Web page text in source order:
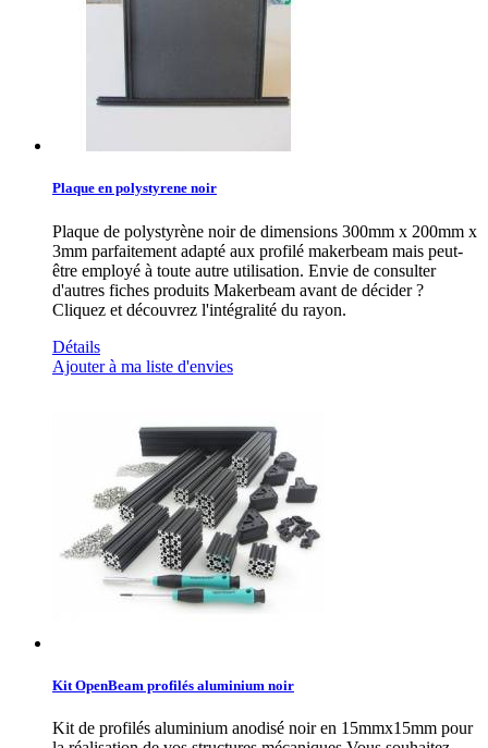
Plaque en polystyrene noir
Plaque de polystyrène noir de dimensions 300mm x 200mm x
3mm parfaitement adapté aux profilé makerbeam mais peut-
être employé à toute autre utilisation. Envie de consulter
d'autres fiches produits Makerbeam avant de décider ?
Cliquez et découvrez l'intégralité du rayon.
Détails
Ajouter à ma liste d'envies
Kit OpenBeam profilés aluminium noir
Kit de profilés aluminium anodisé noir en 15mmx15mm pour